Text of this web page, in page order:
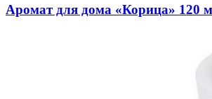
Аромат для дома «Корица» 120